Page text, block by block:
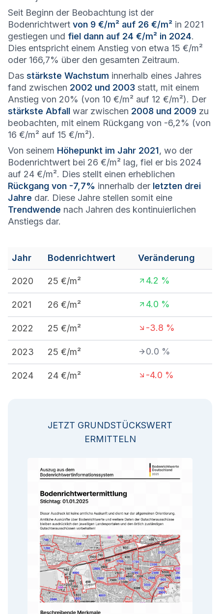
Seit Beginn der Beobachtung ist der
Bodenrichtwert von 9 €/m² auf 26 €/m² in 2021
gestiegen und fiel dann auf 24 €/m² in 2024.
Dies entspricht einem Anstieg von etwa 15 €/m²
oder 166,7% über den gesamten Zeitraum.
Das stärkste Wachstum innerhalb eines Jahres
fand zwischen 2002 und 2003 statt, mit einem
Anstieg von 20% (von 10 €/m² auf 12 €/m²). Der
stärkste Abfall war zwischen 2008 und 2009 zu
beobachten, mit einem Rückgang von -6,2% (von
16 €/m² auf 15 €/m²).
Von seinem Höhepunkt im Jahr 2021, wo der
Bodenrichtwert bei 26 €/m² lag, fiel er bis 2024
auf 24 €/m². Dies stellt einen erheblichen
Rückgang von -7,7% innerhalb der letzten drei
Jahre dar. Diese Jahre stellen somit eine
Trendwende nach Jahren des kontinuierlichen
Anstiegs dar.
Jahr Bodenrichtwert Veränderung
2020 25 €/m² 4.2 %
2021 26 €/m² 4.0 %
2022 25 €/m² -3.8 %
2023 25 €/m² 0.0 %
2024 24 €/m² -4.0 %
JETZT GRUNDSTÜCKSWERT
ERMITTELN